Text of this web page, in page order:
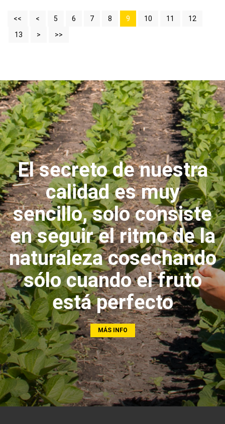
<< < 5 6 7 8 9 10 11
12
13
> >>
El secreto de nuestra
calidad es muy
sencillo, solo consiste
en seguir el ritmo de la
naturaleza cosechando
sólo cuando el fruto
está perfecto
MÁS INFO